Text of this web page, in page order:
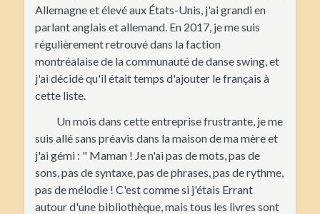
Allemagne et élevé aux États-Unis, j'ai grandi en
parlant anglais et allemand. En 2017, je me suis
régulièrement retrouvé dans la faction
montréalaise de la communauté de danse swing, et
j'ai décidé qu'il était temps d'ajouter le français à
cette liste.
Un mois dans cette entreprise frustrante, je me
suis allé sans préavis dans la maison de ma mère et
j'ai gémi : " Maman ! Je n'ai pas de mots, pas de
sons, pas de syntaxe, pas de phrases, pas de rythme,
pas de mélodie ! C'est comme si j'étais Errant
autour d'une bibliothèque, mais tous les livres sont